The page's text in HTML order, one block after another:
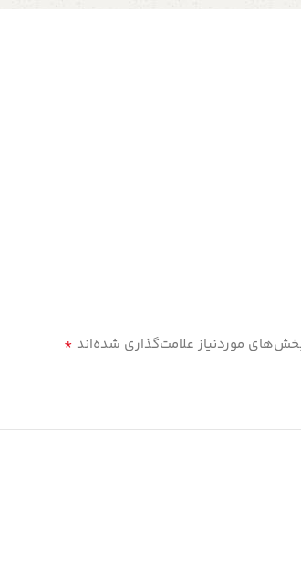
موردنیاز علامت‌گذاری شده‌اند *